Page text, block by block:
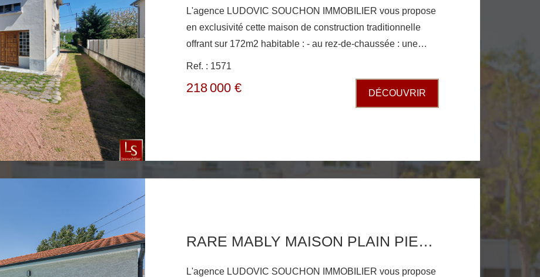
L'agence LUDOVIC SOUCHON IMMOBILIER vous propose
en exclusivité cette maison de construction traditionnelle
offrant sur 172m2 habitable : - au rez-de-chaussée : une
entrée spacieuse, une grande chambre, une pièce de
rangement, un coin atelier, une grande chaufferie buanderie
avec WC - à l'étage : un séjour salon ouvrant sur une
véranda, une cuisine, deux chambres, une salle d'eau
Travaux à prévoir la maison dispose d'un ascenseur grand
garage et dépendance sur le terraiin clos de 1040m2
Ref. : 1571
218 000 € DÉCOUVRIR
RARE MABLY MAISON PLAIN PIED 2022
L'agence LUDOVIC SOUCHON IMMOBILIER vous propose